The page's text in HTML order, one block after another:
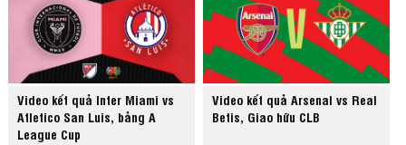
Video kết quả Inter Miami vs
Atletico San Luis, bảng A
League Cup
Video kết quả Arsenal vs Real
Betis, Giao hữu CLB